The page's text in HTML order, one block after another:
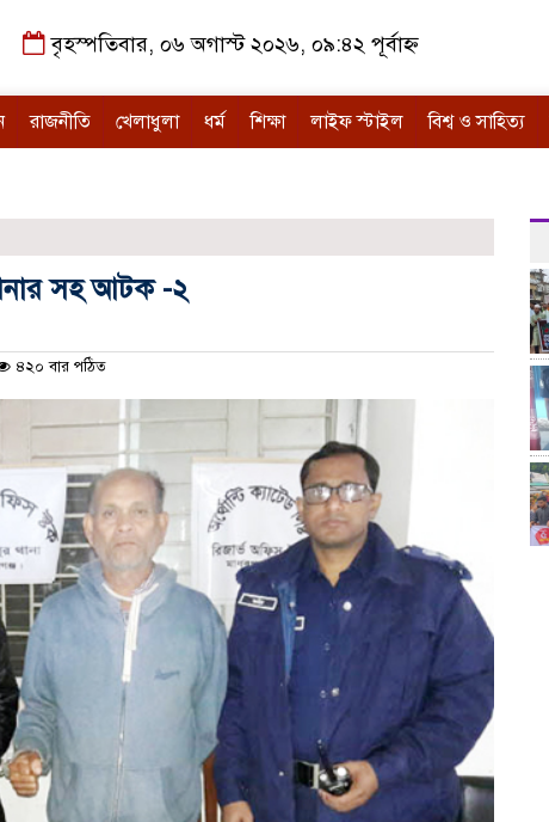
বৃহস্পতিবার, ০৬ অগাস্ট ২০২৬, ০৯:৪২ পূর্বাহ্ন
রাজনীতি খেলাধুলা ধর্ম শিক্ষা লাইফ স্টাইল বিশ্ব ও সাহিত্য
সহ আটক -২
৪২০ বার পঠিত